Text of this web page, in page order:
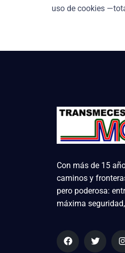
uso de cookies
Con más de 15
caminos y
pero poderosa:
máxima